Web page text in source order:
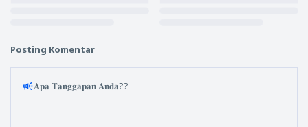
Posting Komentar
𝐀𝐩𝐚 𝐓𝐚𝐧𝐠𝐠𝐚𝐩𝐚𝐧 𝐀𝐧𝐝𝐚??